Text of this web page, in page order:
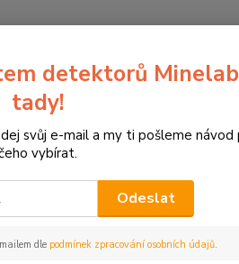
Hledat
3D terč žalud
detektorů
tady!
svůj e-mail a my ti pošleme návod
vybírat.
Odeslat
dle podmínek zpracování osobních údajů.